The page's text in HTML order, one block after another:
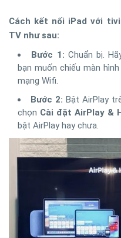
Cách kết nối iPad với
TV như sau:
Bước 1: Chuẩn bị.
bạn muốn chiếu màn
mạng Wifi.
Bước 2: Bật AirPlay
chọn Cài đặt AirPlay &
bật AirPlay hay chưa.